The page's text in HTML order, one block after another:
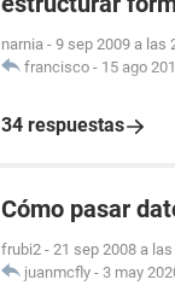
narnia - 9 sep 2009 a las
francisco - 15 ago
34 respuestas
Cómo pasar
frubi2 - 21 sep 2008 a
juanmcfly - 3 may